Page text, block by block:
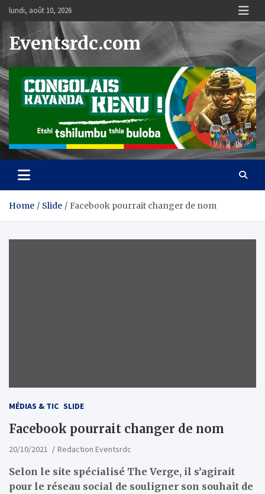
Skip
content
lundi, août 10, 2026
Eventsrdc.com
Home Slide Facebook pourrait changer de nom
MÉDIAS & TIC SLIDE
Facebook pourrait changer de nom
20/10/2021 Redaction Eventsrdc
Selon le site spécialisé The Verge, il s’agirait
pour le réseau social de souligner son souhait de